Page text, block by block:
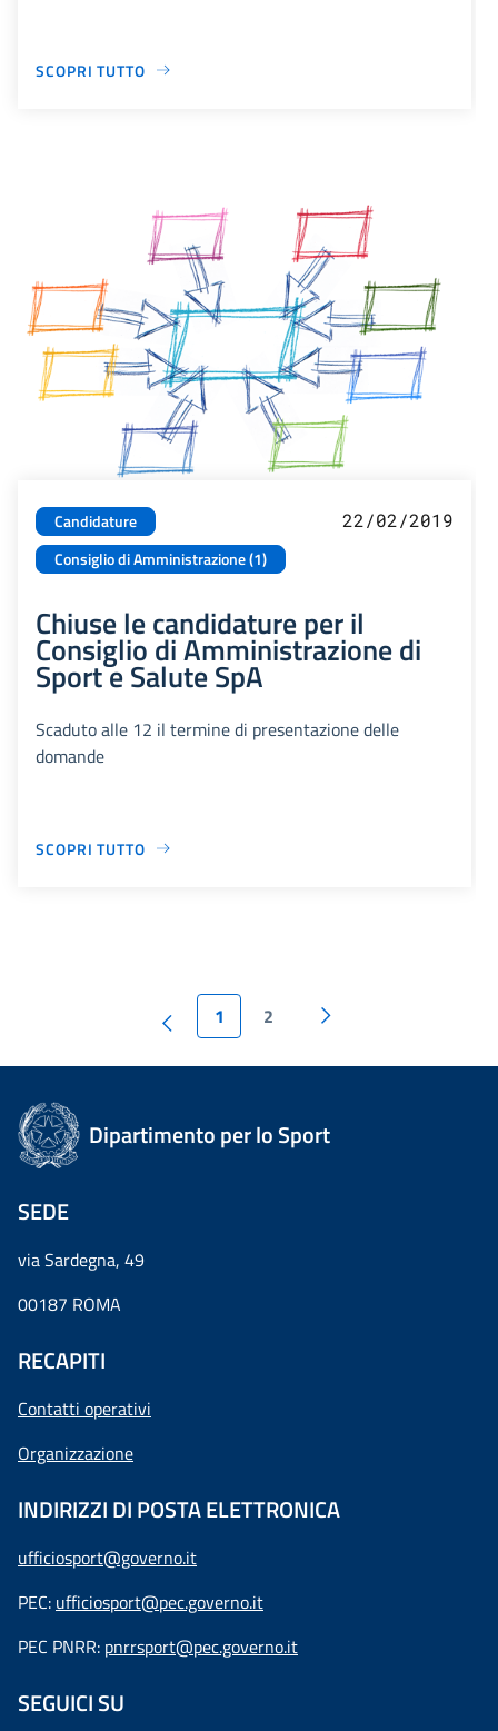
SCOPRI TUTTO
Candidature
Consiglio di Amministrazione (1)
22/02/2019
Chiuse le candidature per il
Consiglio di Amministrazione di
Sport e Salute SpA
Scaduto alle 12 il termine di presentazione delle
domande
SCOPRI TUTTO
1 2
Dipartimento per lo Sport
SEDE
via Sardegna, 49
00187 ROMA
RECAPITI
Contatti operativi
Organizzazione
INDIRIZZI DI POSTA ELETTRONICA
ufficiosport@governo.it
PEC: ufficiosport@pec.governo.it
PEC PNRR: pnrrsport@pec.governo.it
SEGUICI SU